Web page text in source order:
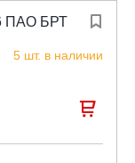

ПАО БРТ
5 шт. в наличии
